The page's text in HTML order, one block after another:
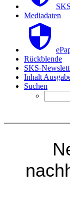
Mediadaten
Rückblende
SKS-
Inhalt
Suchen